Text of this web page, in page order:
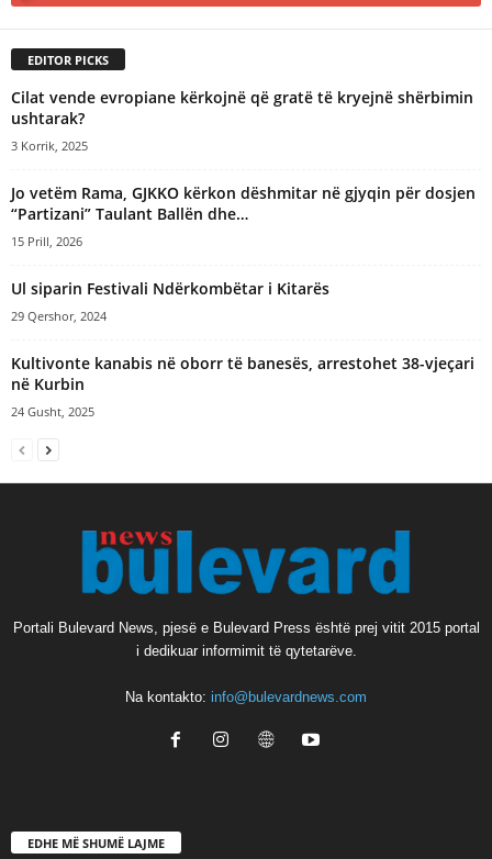
EDITOR PICKS
Cilat vende evropiane kërkojnë që gratë të kryejnë shërbimin
ushtarak?
3 Korrik, 2025
Jo vetëm Rama, GJKKO kërkon dëshmitar në gjyqin për dosjen
“Partizani” Taulant Ballën dhe…
15 Prill, 2026
Ul siparin Festivali Ndërkombëtar i Kitarës
29 Qershor, 2024
Kultivonte kanabis në oborr të banesës, arrestohet 38-vjeçari
në Kurbin
24 Gusht, 2025
Portali Bulevard News, pjesë e Bulevard Press është prej vitit 2015 portal
i dedikuar informimit të qytetarëve.
Na kontakto: info@bulevardnews.com
EDHE MË SHUMË LAJME